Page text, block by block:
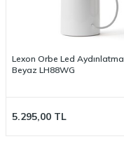
Lexon Orbe Led Aydınlatma
Beyaz LH88WG
5.295,00 TL